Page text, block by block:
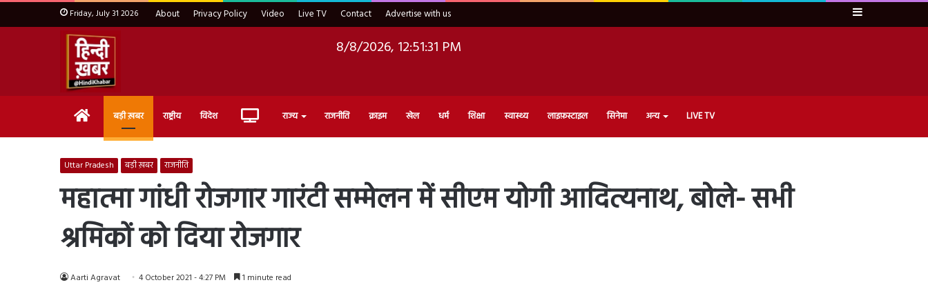
Friday, July 31 2026 About Privacy Policy Video Live TV Contact Advertise with us Sidebar
8/8/2026, 12:51:32 PM
Home बड़ी ख़बर राष्ट्रीय विदेश Live राज्य राजनीति क्राइम खेल धर्म शिक्षा स्वास्थ्य लाइफ़स्टाइल सिनेमा अन्य LIVE TV
Uttar Pradesh बड़ी ख़बर राजनीति
महात्मा गांधी रोजगार गारंटी सम्मेलन में सीएम योगी आदित्यनाथ, बोले- सभी
श्रमिकों को दिया रोजगार
Aarti Agravat 4 October 2021 - 4:27 PM 1 minute read